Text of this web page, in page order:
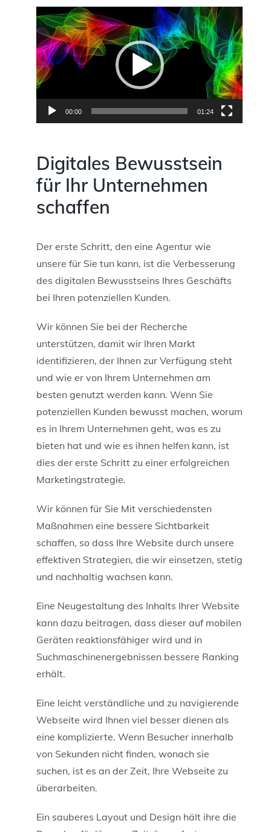
Video-
Player
00:00 01:24
Digitales Bewusstsein
für Ihr Unternehmen
schaffen
Der erste Schritt, den eine Agentur wie
unsere für Sie tun kann, ist die Verbesserung
des digitalen Bewusstseins Ihres Geschäfts
bei Ihren potenziellen Kunden.
Wir können Sie bei der Recherche
unterstützen, damit wir Ihren Markt
identifizieren, der Ihnen zur Verfügung steht
und wie er von Ihrem Unternehmen am
besten genutzt werden kann. Wenn Sie
potenziellen Kunden bewusst machen, worum
es in Ihrem Unternehmen geht, was es zu
bieten hat und wie es ihnen helfen kann, ist
dies der erste Schritt zu einer erfolgreichen
Marketingstrategie.
Wir können für Sie Mit verschiedensten
Maßnahmen eine bessere Sichtbarkeit
schaffen, so dass Ihre Website durch unsere
effektiven Strategien, die wir einsetzen, stetig
und nachhaltig wachsen kann.
Eine Neugestaltung des Inhalts Ihrer Website
kann dazu beitragen, dass dieser auf mobilen
Geräten reaktionsfähiger wird und in
Suchmaschinenergebnissen bessere Ranking
erhält.
Eine leicht verständliche und zu navigierende
Webseite wird Ihnen viel besser dienen als
eine komplizierte. Wenn Besucher innerhalb
von Sekunden nicht finden, wonach sie
suchen, ist es an der Zeit, Ihre Webseite zu
überarbeiten.
Ein sauberes Layout und Design hält ihre die